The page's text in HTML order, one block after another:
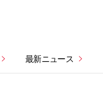
最新ニュース